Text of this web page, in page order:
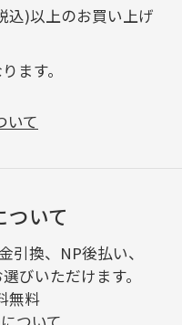
込)以上のお買い上げ
ます。
いて
ついて
引換、NP後払い、
びいただけます。
無料